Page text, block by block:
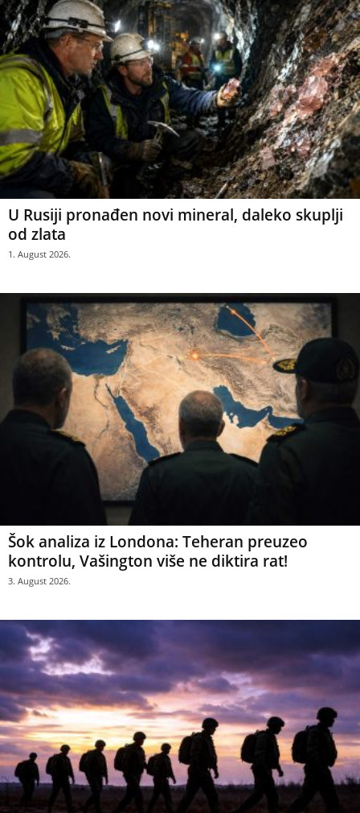
U Rusiji pronađen novi mineral, daleko skuplji
od zlata
1. August 2026.
Šok analiza iz Londona: Teheran preuzeo
kontrolu, Vašington više ne diktira rat!
3. August 2026.